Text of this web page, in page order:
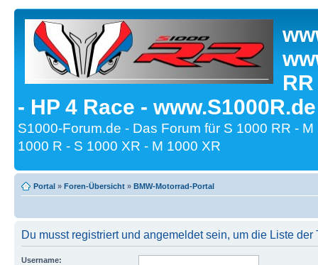
- HP 4 Race -
S1000-Forum.de - Das Forum für S 1000 RR -
1000 R - S 1000 XR - M 1000 XR
Portal » Foren-Übersicht » BMW-Motorrad-Portal
Du musst registriert und angemeldet sein, um die Liste
Username: